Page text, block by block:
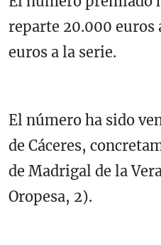
reparte 20.000 euros
euros a la serie.
El número ha sido
de Cáceres,
de Madrigal de la
Oropesa, 2).